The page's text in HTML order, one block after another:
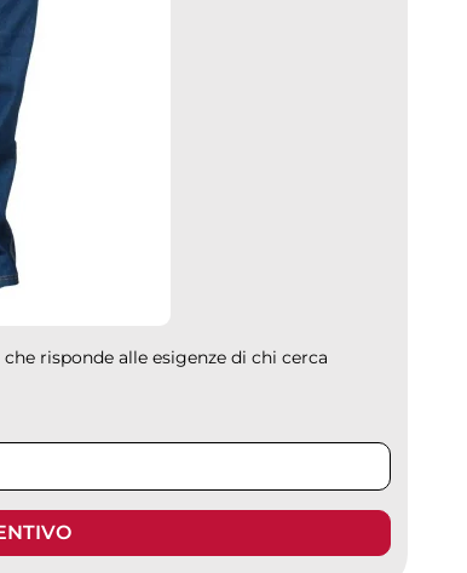
risponde alle esigenze di chi cerca